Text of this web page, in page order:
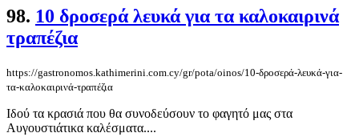
98. 10 δροσερά λευκά για τα καλοκαιρινά
τραπέζια
https://gastronomos.kathimerini.com.cy/gr/pota/oinos/10-δροσερά-λευκά-για-
τα-καλοκαιρινά-τραπέζια
Ιδού τα κρασιά που θα συνοδεύσουν το φαγητό μας στα
Αυγουστιάτικα καλέσματα....